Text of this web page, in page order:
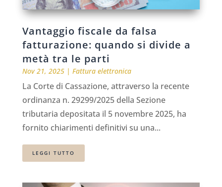
Vantaggio fiscale da falsa
fatturazione: quando si divide a
metà tra le parti
Nov 21, 2025| Fattura elettronica
La Corte di Cassazione, attraverso la recente
ordinanza n. 29299/2025 della Sezione
tributaria depositata il 5 novembre 2025, ha
fornito chiarimenti definitivi su una...
LEGGI TUTTO